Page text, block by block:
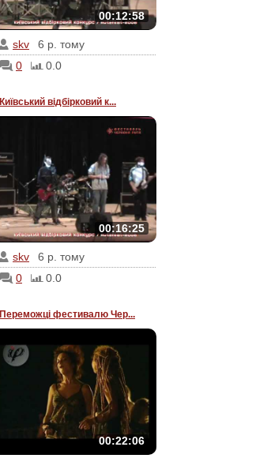
00:12:58
skv
6 р. тому
0
0.0
Київський відбірковий к...
00:16:25
skv
6 р. тому
0
0.0
Переможці фестивалю Чер...
00:22:06